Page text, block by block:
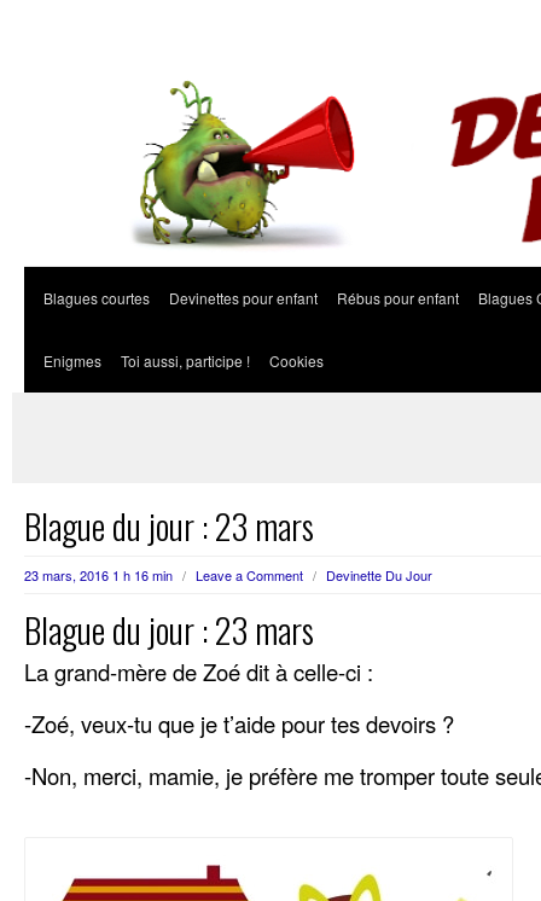
Blagues courtes Devinettes pour enfant Rébus pour enfant Blagues
Enigmes Toi aussi, participe ! Cookies
Blague du jour : 23 mars
23 mars, 2016 1 h 16 min / Leave a Comment / Devinette Du Jour
Blague du jour : 23 mars
La grand-mère de Zoé dit à celle-ci :
-Zoé, veux-tu que je t’aide pour tes devoirs ?
-Non, merci, mamie, je préfère me tromper toute